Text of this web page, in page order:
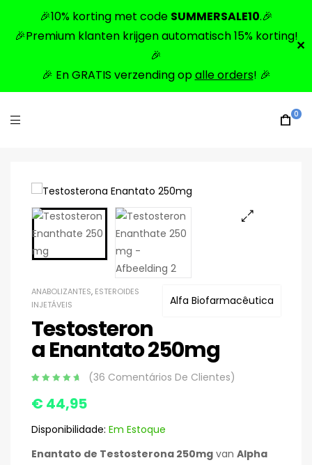
🎉10% korting met code SUMMERSALE10.🎉
🎉Premium klanten krijgen automatisch 15% korting!
🎉
🎉 En GRATIS verzending opalle orders! 🎉
✕
0
Alfa Biofarmacêutica
ANABOLIZANTES, ESTEROIDES
INJETÁVEIS
Testosteron
a Enantato 250mg
4.92
baseado em
5 avaliações
de clientes
(36 Comentários De Clientes)
€ 44,95
Disponibilidade: Em Estoque
Enantato de Testosterona 250mg van Alpha